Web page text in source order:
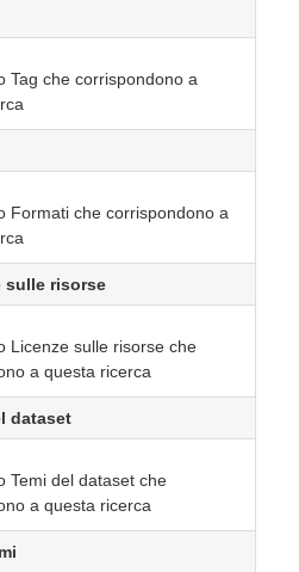
Tag che corrispondono a
Formati che corrispondono a
sulle risorse
Licenze sulle risorse che
a questa ricerca
dataset
Temi del dataset che
a questa ricerca